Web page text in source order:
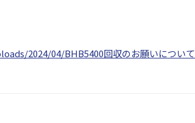
2024/04/BHB5400回収のお願いについ